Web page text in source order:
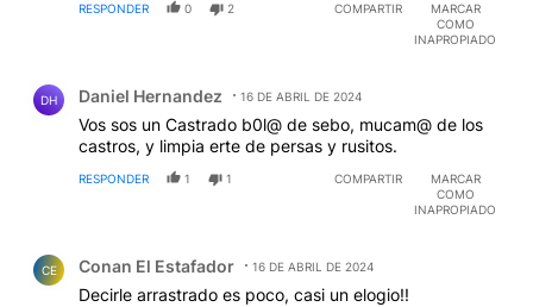
RESPONDER 0 2 COMPARTIR
MARCAR
COMO
INAPROPIADO
DH Daniel Hernandez 16 DE ABRIL DE 2024
Vos sos un Castrado b0l@ de sebo, mucam@ de los
castros, y limpia erte de persas y rusitos.
RESPONDER 1 1 COMPARTIR
MARCAR
COMO
INAPROPIADO
CE Conan El Estafador 16 DE ABRIL DE 2024
Decirle arrastrado es poco, casi un elogio!!